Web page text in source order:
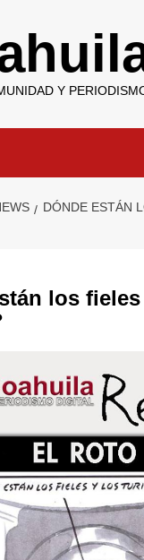
Y
DÓNDE ESTÁN
los